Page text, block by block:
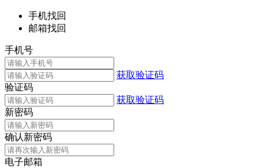
手机找回
邮箱找回
手机号
获取验证码
验证码
获取验证码
新密码
确认新密码
电子邮箱